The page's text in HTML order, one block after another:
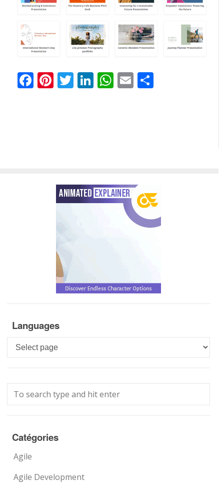
Facebook
Pinterest
Twitter
LinkedIn
WhatsApp
Email
Languages
Languages
Catégories
Agile
Agile Development